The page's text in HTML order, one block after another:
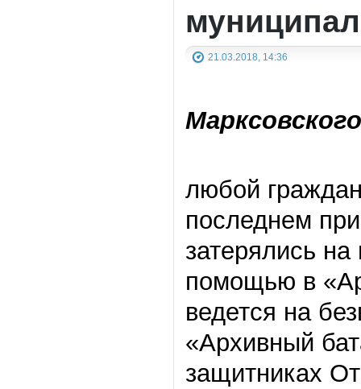
21.03.2018, 14:36
любой
последнем
затерялись
помощью в
ведется на
«Архивный
защитниках